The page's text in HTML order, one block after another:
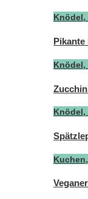
Knödel,
Pikante
Knödel,
Knödel,